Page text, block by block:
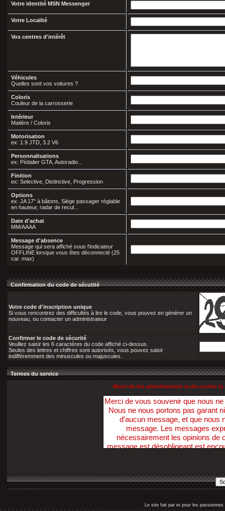
Votre identité MSN Messenger
Votre Localité
Vos centres d'intérêt
Véhicules
Quelles sont vos voitures ?
Coloris
Couleur de la carrosserie
Intérieur
Matière / Coloris
Motorisation
ex: 1.9 JTD, 3.2 V6
Personnalisations
ex: Pédalier GTA, Autoradio...
Finition
ex: Selective, Distinctive, Progression
Options
ex: JA 17" à bâtons, Siège passager règlable
en hauteur, radar de recul...
Date d'achat
MM/AAAA
Message d'absence
Message qui sera affiché sous l'indicateur
OFFLINE lorsque vous êtes déconnecté (25
car. max)
Confirmation du code de sécutité
Votre code d'inscription unique
Si vous rencontrez des difficultés à lire le code, vous pouvez en générer un
nouveau, ou contacter un administrateur
Confirmer le code de sécurité
Veuillez saisir les 6 caractères du code affiché ci-dessus.
Seules des lettres et chiffres sont autorisés, vous pouvez saisir
indifféremment des minuscules ou majuscules.
Termes du service
Merci de lire attentivement et de cocher
Merci de vous souvenir que nous
Nous ne nous portons pas garant
d'aucun message, et que nous
message. Les messages
nécessairement les opinions de
message est désobligeant est
pas ces Forums pour poster
diffamatoire, inexacte, abusive,
Le site fait par et pour les